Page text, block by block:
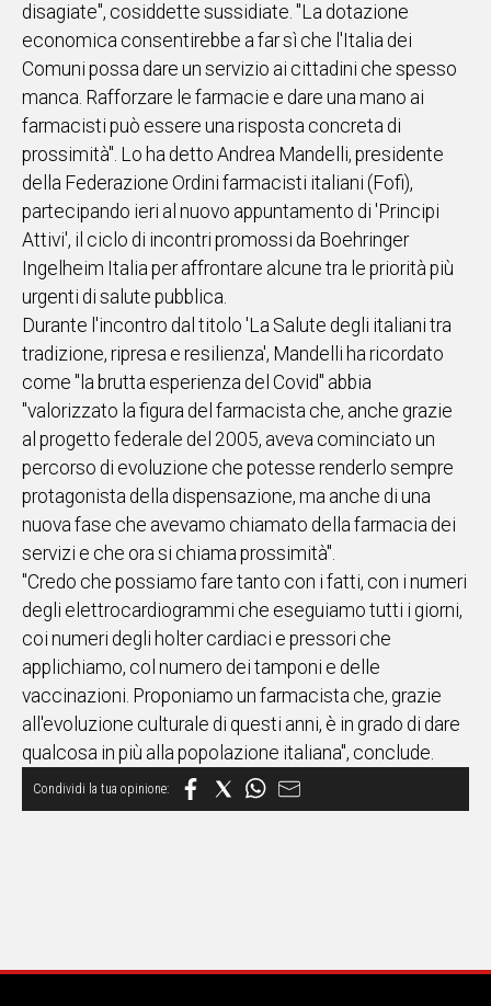
POLITICA
IN
ITALIA
NEL
MONDO
SPORT
EVENTI
STORIE
VIDEO
UNISCITI
AL CANALE
WHATSAPP
Social
disagiate", cosiddette sussidiate. "La dotazione
economica consentirebbe a far sì che l'Italia dei
Comuni possa dare un servizio ai cittadini che spesso
manca. Rafforzare le farmacie e dare una mano ai
farmacisti può essere una risposta concreta di
prossimità". Lo ha detto Andrea Mandelli, presidente
della Federazione Ordini farmacisti italiani (Fofi),
partecipando ieri al nuovo appuntamento di 'Principi
Attivi', il ciclo di incontri promossi da Boehringer
Ingelheim Italia per affrontare alcune tra le priorità più
urgenti di salute pubblica.
Durante l'incontro dal titolo 'La Salute degli italiani tra
tradizione, ripresa e resilienza', Mandelli ha ricordato
come "la brutta esperienza del Covid" abbia
"valorizzato la figura del farmacista che, anche grazie
al progetto federale del 2005, aveva cominciato un
percorso di evoluzione che potesse renderlo sempre
protagonista della dispensazione, ma anche di una
nuova fase che avevamo chiamato della farmacia dei
servizi e che ora si chiama prossimità".
"Credo che possiamo fare tanto con i fatti, con i numeri
degli elettrocardiogrammi che eseguiamo tutti i giorni,
coi numeri degli holter cardiaci e pressori che
applichiamo, col numero dei tamponi e delle
vaccinazioni. Proponiamo un farmacista che, grazie
all'evoluzione culturale di questi anni, è in grado di dare
qualcosa in più alla popolazione italiana", conclude.